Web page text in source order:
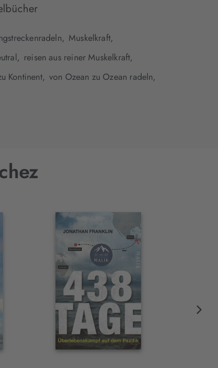
Muskelkraft,
reisen aus reiner Muskelkraft,
Kontinent, von Ozean zu Ozean radeln,